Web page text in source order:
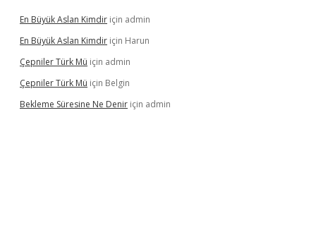
En Büyük Aslan Kimdir için admin
En Büyük Aslan Kimdir için Harun
Çepniler Türk Mü için admin
Çepniler Türk Mü için Belgin
Bekleme Süresine Ne Denir için admin